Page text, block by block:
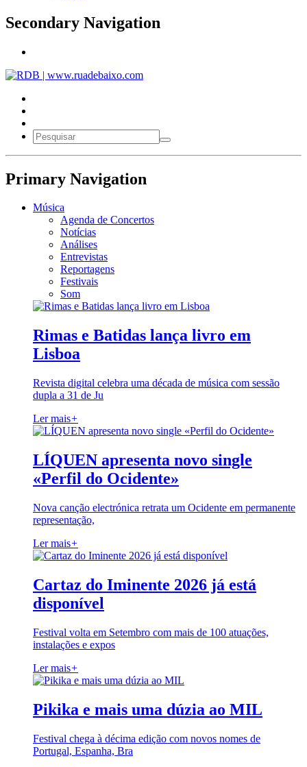
Secondary Navigation
Primary Navigation
Música
Agenda de Concertos
Notícias
Análises
Entrevistas
Reportagens
Festivais
Som
Rimas e Batidas lança livro em
Lisboa
Revista digital celebra uma década de música com sessão
dupla a 31 de Ju
Ler mais+
LÍQUEN apresenta novo single
«Perfil do Ocidente»
Nova canção electrónica retrata um Ocidente em permanente
representação,
Ler mais+
Cartaz do Iminente 2026 já está
disponível
Festival volta em Setembro com mais de 100 atuações,
instalações e expos
Ler mais+
Pikika e mais uma dúzia ao MIL
Festival chega à décima edição com novos nomes de
Portugal, Espanha, Bra